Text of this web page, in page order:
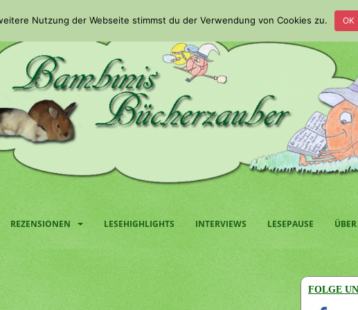
REZENSIONEN LESEHIGHLIGHTS INTERVIEWS LESEPAUSE
FOLGE
Nutzung der Webseite stimmst du der Verwendung von Cookies zu. OK